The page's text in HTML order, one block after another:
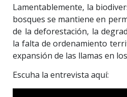
Lamentablemente, la
bosques se mantiene en
de la deforestación, la
la falta de ordenamiento
expansión de las llamas en
Escuha la entrevista aquí: